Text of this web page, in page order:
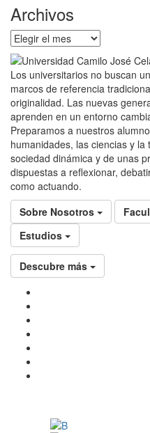
Archivos
Archivos
Los universitarios no buscan
marcos de referencia
originalidad. Las nuevas
aprenden en un entorno
Preparamos a nuestros
humanidades, las ciencias y
sociedad dinámica y de unas
dispuestas a reflexionar,
como actuando.
Sobre Nosotros
Estudios
Descubre más